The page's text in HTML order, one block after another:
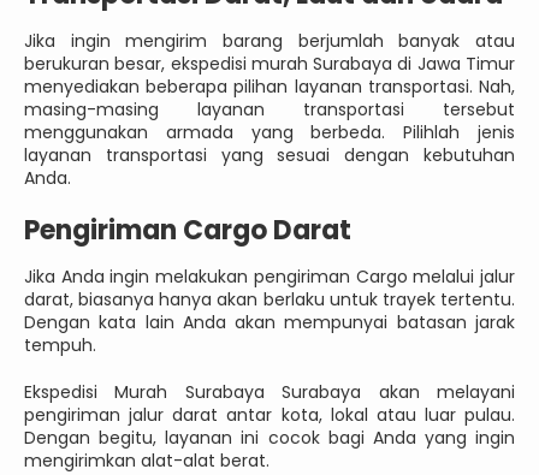
Jika ingin mengirim barang berjumlah banyak atau
berukuran besar, ekspedisi murah Surabaya di Jawa Timur
menyediakan beberapa pilihan layanan transportasi. Nah,
masing-masing layanan transportasi tersebut
menggunakan armada yang berbeda. Pilihlah jenis
layanan transportasi yang sesuai dengan kebutuhan
Anda.
Pengiriman Cargo Darat
Jika Anda ingin melakukan pengiriman Cargo melalui jalur
darat, biasanya hanya akan berlaku untuk trayek tertentu.
Dengan kata lain Anda akan mempunyai batasan jarak
tempuh.
Ekspedisi Murah Surabaya Surabaya akan melayani
pengiriman jalur darat antar kota, lokal atau luar pulau.
Dengan begitu, layanan ini cocok bagi Anda yang ingin
mengirimkan alat-alat berat.